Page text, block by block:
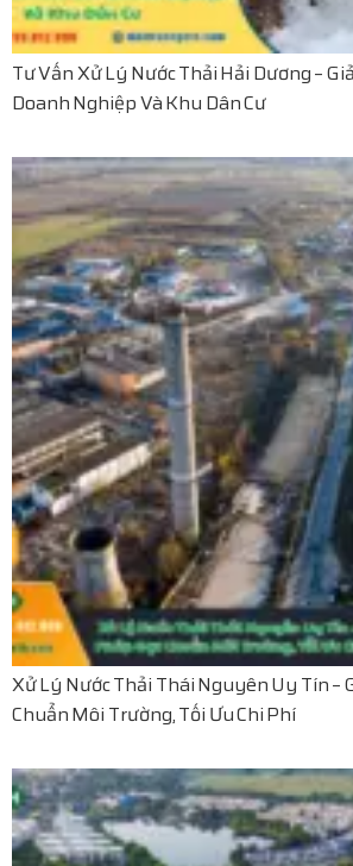
Tư Vấn Xử Lý Nước Thải Hải Dương –
Doanh Nghiệp Và Khu Dân Cư
Xử Lý Nước Thải Thái Nguyên Uy Tín –
Chuẩn Môi Trường, Tối Ưu Chi Phí